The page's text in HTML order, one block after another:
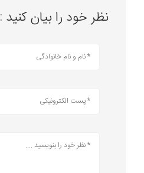
نظر خود را بیان کنید :